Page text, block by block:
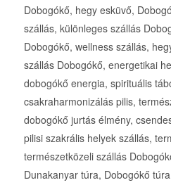
Dobogókő, hegy esküvő,
szállás, különleges szállás
Dobogókő, wellness szállás,
szállás Dobogókő, energetikai
dobogókő energia, spirituális
csakraharmonizálás pilis,
dobogókő jurtás élmény,
pilisi szakrális helyek szállás,
természetközeli szállás
Dunakanyar túra, Dobogókő